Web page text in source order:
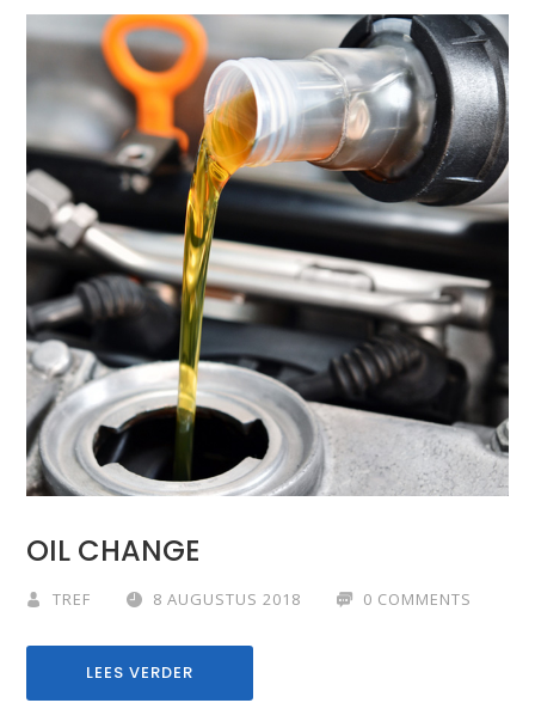
OIL CHANGE
TREF 8 AUGUSTUS 2018 0 COMMENTS
LEES VERDER